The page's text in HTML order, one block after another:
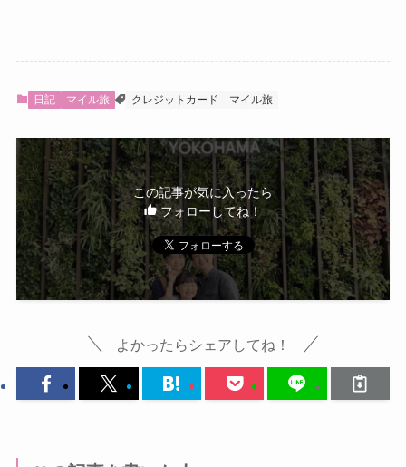
日記 マイル旅 クレジットカード マイル旅
この記事が気に入ったら
フォローしてね！
よかったらシェアしてね！